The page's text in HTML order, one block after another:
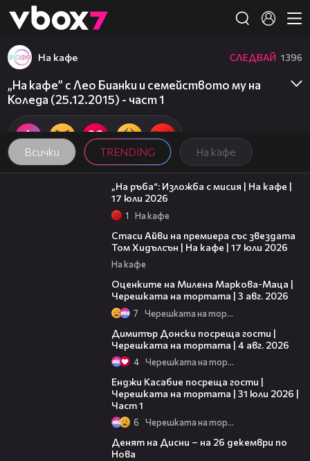
👾
Всички TRENDING На кафе
На кафе СЛЕДВАЙ 1396
„На кафе” с Лео Бианки и семейството му на
Коледа (25.12.2015) - част 1
09:09
„На ръба“: Изложба с мисия | На кафе |
17 юли 2026
1 На кафе
Стаси Айви на премиера със звездата
Том Хидълсън | На кафе | 17 юли 2026
На кафе
Оценките на Милена Маркова-Маца |
Черешката на тортата | 3 авг. 2026
7 Черешката на тортата
Димитър Донски посреща гости |
Черешката на тортата | 4 авг. 2026
4 Черешката на тортата
Енджи Касабие посреща гости |
Черешката на тортата | 31 юли 2026 |
Част 1
6 Черешката на тортата
Денят на Дисни – на 26 декември по
Нова